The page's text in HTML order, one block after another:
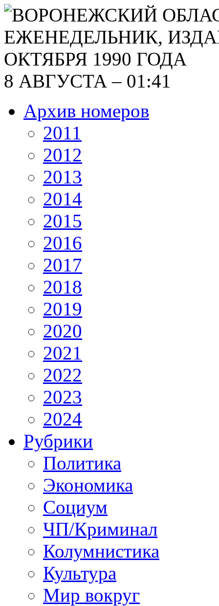
8 АВГУСТА – 01:41
Архив номеров
2011
2012
2013
2014
2015
2016
2017
2018
2019
2020
2021
2022
2023
2024
Рубрики
Политика
Экономика
Социум
ЧП/Криминал
Колумнистика
Культура
Мир вокруг